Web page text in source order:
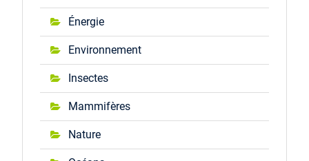
Énergie
Environnement
Insectes
Mammifères
Nature